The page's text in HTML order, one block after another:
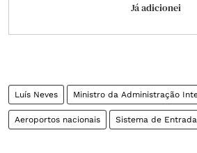
Já adicionei
Luís Neves Ministro da Administração
Aeroportos nacionais Sistema de